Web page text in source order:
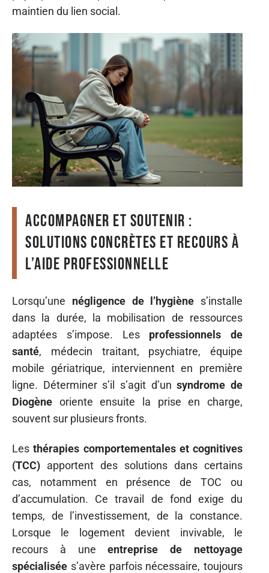
maintien du lien social.
Accompagner et soutenir :
solutions concrètes et recours à
l’aide professionnelle
Lorsqu’une négligence de l’hygiène s’installe
dans la durée, la mobilisation de ressources
adaptées s’impose. Les professionnels de
santé, médecin traitant, psychiatre, équipe
mobile gériatrique, interviennent en première
ligne. Déterminer s’il s’agit d’unsyndrome de
Diogène oriente ensuite la prise en charge,
souvent sur plusieurs fronts.
Lesthérapies comportementales et cognitives
(TCC) apportent des solutions dans certains
cas, notamment en présence de TOC ou
d’accumulation. Ce travail de fond exige du
temps, de l’investissement, de la constance.
Lorsque le logement devient invivable, le
recours à uneentreprise de nettoyage
spécialisée s’avère parfois nécessaire, toujours